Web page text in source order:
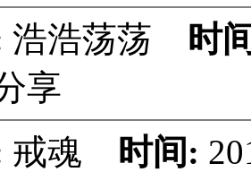
浩浩荡荡 时
享
戒魂 时间: